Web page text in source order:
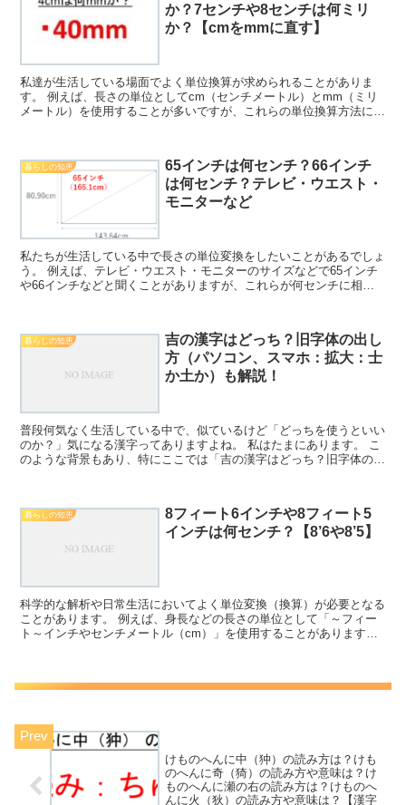
か？7センチや8センチは何ミリ
か？【cmをmmに直す】
私達が生活している場面でよく単位換算が求められることがありま
す。 例えば、長さの単位としてcm（センチメートル）とmm（ミリ
メートル）を使用することが多いですが、これらの単位換算方法につ
暮らしの知恵
65インチは何センチ？66インチ
は何センチ？テレビ・ウエスト・
モニターなど
私たちが生活している中で長さの単位変換をしたいことがあるでしょ
う。 例えば、テレビ・ウエスト・モニターのサイズなどで65インチ
や66インチなどと聞くことがありますが、これらが何センチに相当
暮らしの知恵
吉の漢字はどっち？旧字体の出し
方（パソコン、スマホ：拡大：士
か土か）も解説！
普段何気なく生活している中で、似ているけど「どっちを使うといい
のか？」気になる漢字ってありますよね。 私はたまにあります。 こ
のような背景もあり、特にここでは「吉の漢字はどっち？旧字体の出
暮らしの知恵
8フィート6インチや8フィート5
インチは何センチ？【8’6や8’5】
科学的な解析や日常生活においてよく単位変換（換算）が必要となる
ことがあります。 例えば、身長などの長さの単位として「～フィー
ト～インチやセンチメートル（cm）」を使用することがあります
けものへんに中（狆）の読み方は？けも
のへんに奇（猗）の読み方や意味は？け
ものへんに瀬の右の読み方は？けものへ
んに火（狄）の読み方や意味は？【漢字